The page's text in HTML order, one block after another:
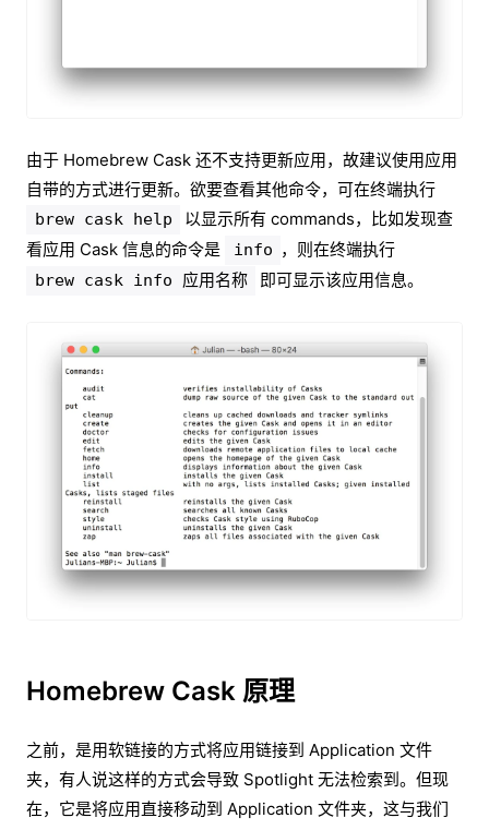
由于 Homebrew Cask 还不支持更新应用，故建议使用应用
自带的方式进行更新。欲要查看其他命令，可在终端执行
brew cask help
以显示所有 commands，比如发现查
看应用 Cask 信息的命令是
info ，则在终端执行
brew cask info 应用名称 即可显示该应用信息。
Homebrew Cask 原理
之前，是用软链接的方式将应用链接到 Application 文件
夹，有人说这样的方式会导致 Spotlight 无法检索到。但现
在，它是将应用直接移动到 Application 文件夹，这与我们